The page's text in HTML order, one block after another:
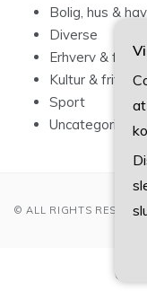
Bolig, hus &
Diverse
Erhverv &
Kultur & fritid
Sport
Uncategorized
© ALL RIGHTS